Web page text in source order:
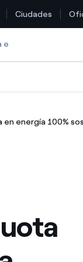
Ciudades
e
en energía 100%